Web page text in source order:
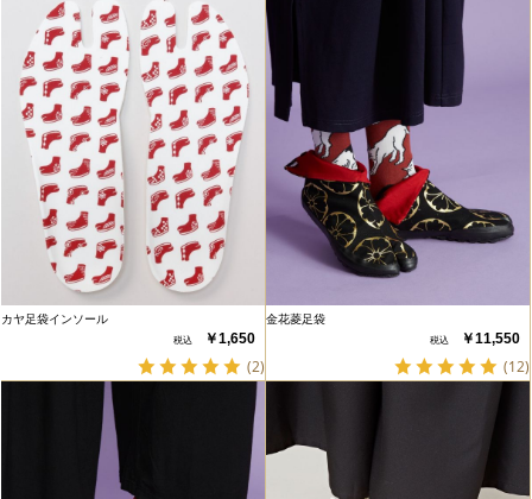
カヤ足袋インソール
￥1,650
(2)
金花菱足袋
￥11,550
(12)